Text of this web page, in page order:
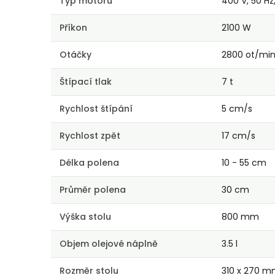
Příkon 2100 W
Otáčky 2800 ot/min
Štípací tlak 7 t
Rychlost štípání 5 cm/s
Rychlost zpět 17 cm/s
Délka polena 10 - 55 cm
Průměr polena 30 cm
Výška stolu 800 mm
Objem olejové náplně 3.5 l
Rozměr stolu 310 x 270